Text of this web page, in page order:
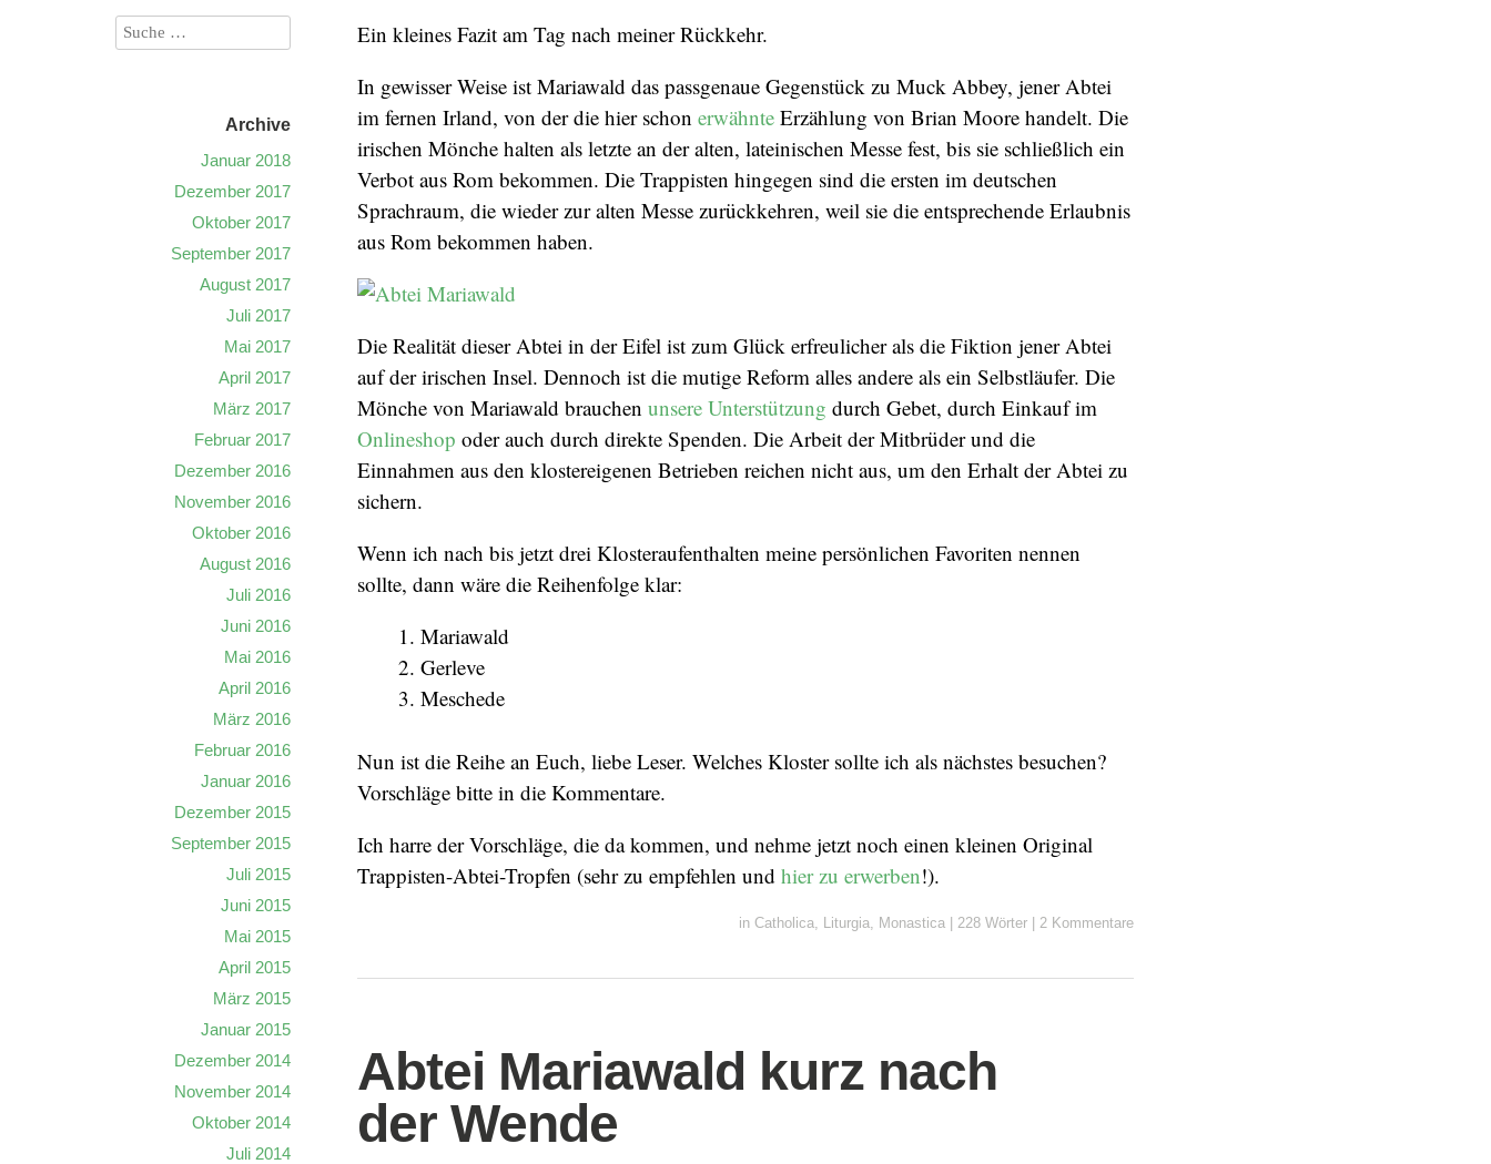
Ein kleines Fazit am Tag nach meiner Rückkehr.
In gewisser Weise ist Mariawald das passgenaue Gegenstück zu Muck Abbey, jener Abtei
im fernen Irland, von der die hier schon erwähnte Erzählung von Brian Moore handelt. Die
irischen Mönche halten als letzte an der alten, lateinischen Messe fest, bis sie schließlich ein
Verbot aus Rom bekommen. Die Trappisten hingegen sind die ersten im deutschen
Sprachraum, die wieder zur alten Messe zurückkehren, weil sie die entsprechende Erlaubnis
aus Rom bekommen haben.
Die Realität dieser Abtei in der Eifel ist zum Glück erfreulicher als die Fiktion jener Abtei
auf der irischen Insel. Dennoch ist die mutige Reform alles andere als ein Selbstläufer. Die
Mönche von Mariawald brauchen unsere Unterstützung durch Gebet, durch Einkauf im
Onlineshop oder auch durch direkte Spenden. Die Arbeit der Mitbrüder und die
Einnahmen aus den klostereigenen Betrieben reichen nicht aus, um den Erhalt der Abtei zu
sichern.
Wenn ich nach bis jetzt drei Klosteraufenthalten meine persönlichen Favoriten nennen
sollte, dann wäre die Reihenfolge klar:
Mariawald
Gerleve
Meschede
Nun ist die Reihe an Euch, liebe Leser. Welches Kloster sollte ich als nächstes besuchen?
Vorschläge bitte in die Kommentare.
Ich harre der Vorschläge, die da kommen, und nehme jetzt noch einen kleinen Original
Trappisten-Abtei-Tropfen (sehr zu empfehlen und hier zu erwerben!).
in Catholica Liturgia Monastica | 228 Wörter | 2 Kommentare
Abtei Mariawald kurz nach
der Wende
Archive
Januar 2018
Dezember 2017
Oktober 2017
September 2017
August 2017
Juli 2017
Mai 2017
April 2017
März 2017
Februar 2017
Dezember 2016
November 2016
Oktober 2016
August 2016
Juli 2016
Juni 2016
Mai 2016
April 2016
März 2016
Februar 2016
Januar 2016
Dezember 2015
September 2015
Juli 2015
Juni 2015
Mai 2015
April 2015
März 2015
Januar 2015
Dezember 2014
November 2014
Oktober 2014
Juli 2014